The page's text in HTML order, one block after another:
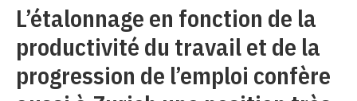
L’étalonnage en fonction de la
productivité du travail et de la
progression de l’emploi confère